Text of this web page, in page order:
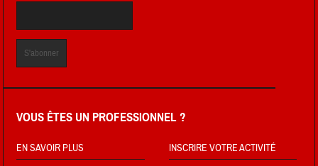
VOUS ÊTES UN PROFESSIONNEL ?
EN SAVOIR PLUS INSCRIRE VOTRE ACTIVITÉ